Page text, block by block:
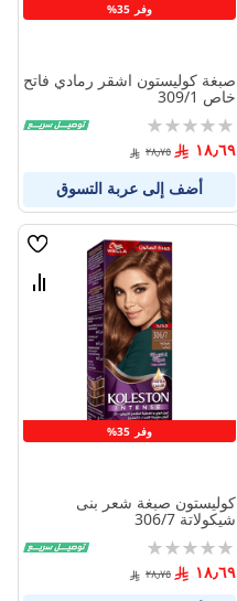
وفر 35%
صبغة كوليستون اشقر رمادي فاتح
خاص 309/1
Rating:
0%
١٨٫٦٩ ٢٨٫٧٥
أضف إلى عربة التسوق
وفر 35%
قائمة
قارن
كوليستون صبغة شعر بنى
شيكولاتة 306/7
Rating:
0%
١٨٫٦٩ ٢٨٫٧٥